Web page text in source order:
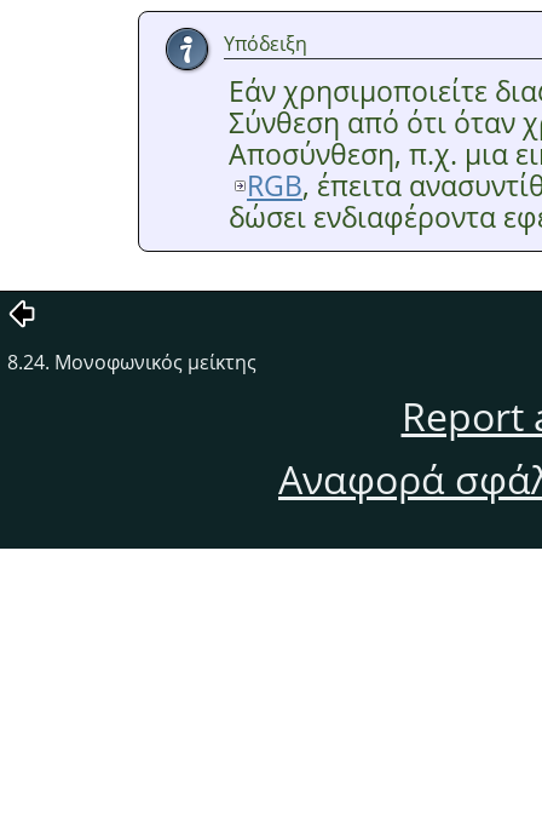
Υπόδειξη
Εάν χρησιμοποιείτε
Σύνθεση από ότι όταν
Αποσύνθεση, π.χ. μια
RGB, έπειτα
δώσει ενδιαφέροντα
8.24. Μονοφωνικός μείκτης
Report
Αναφορά